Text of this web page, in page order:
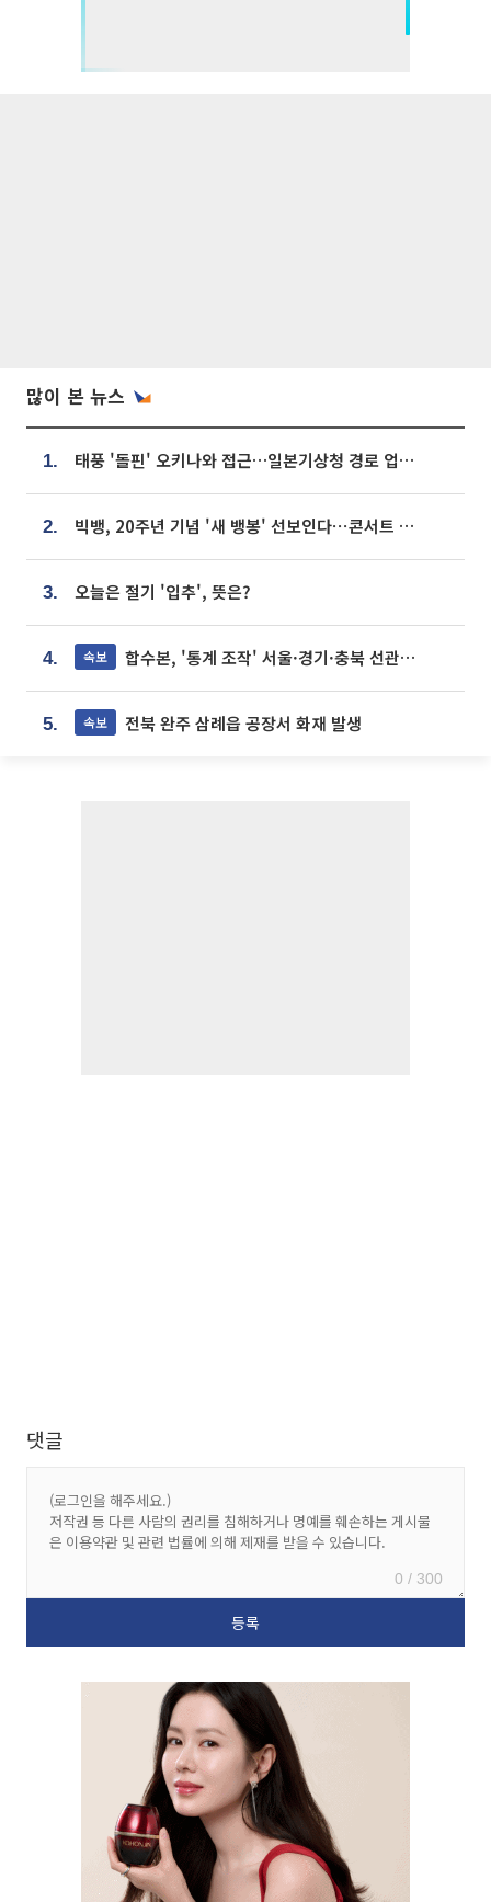
많이 본 뉴스
1. 태풍 '돌핀' 오키나와 접근…일본기상청 경로 업데이트
2. 빅뱅, 20주년 기념 '새 뱅봉' 선보인다⋯콘서트 앞두고 팝업 개최
3. 오늘은 절기 '입추', 뜻은?
4. 속보 합수본, '통계 조작' 서울·경기·충북 선관위 등 추가 압수수색
5. 속보 전북 완주 삼례읍 공장서 화재 발생
댓글
0 / 300